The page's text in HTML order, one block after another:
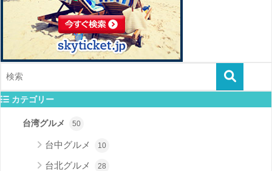
カテゴリー
台湾グルメ 50
台中グルメ 10
台北グルメ 28